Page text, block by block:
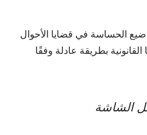
الحساسة في قضايا الأحوال
بطريقة عادلة وفقًا
الشاشة